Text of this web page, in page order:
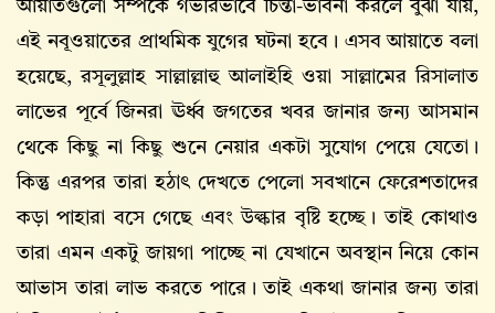
আয়াতগুলো সম্পর্কে গভীরভাবে চিন্তা-ভাবনা করলে বুঝা যায়,
এই নবূওয়াতের প্রাথমিক যুগের ঘটনা হবে। এসব আয়াতে বলা
হয়েছে, রসূলুল্লাহ সাল্লাল্লাহু আলাইহি ওয়া সাল্লামের রিসালাত
লাভের পূর্বে জিনরা ঊর্ধ্ব জগতের খবর জানার জন্য আসমান
থেকে কিছু না কিছু শুনে নেয়ার একটা সুযোগ পেয়ে যেতো।
কিন্তু এরপর তারা হঠাৎ দেখতে পেলো সবখানে ফেরেশতাদের
কড়া পাহারা বসে গেছে এবং উল্কার বৃষ্টি হচ্ছে। তাই কোথাও
তারা এমন একটু জায়গা পাচ্ছে না যেখানে অবস্থান নিয়ে কোন
আভাস তারা লাভ করতে পারে। তাই একথা জানার জন্য তারা